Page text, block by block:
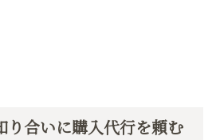
り合いに購入代行を頼む